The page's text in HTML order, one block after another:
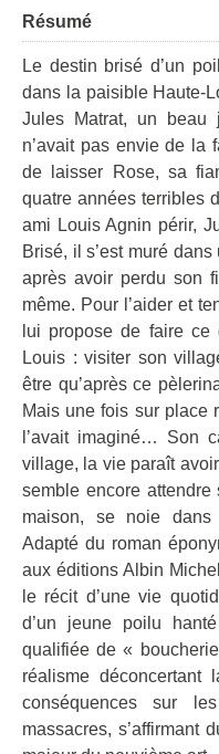
Résumé
Le destin brisé d’un
dans la paisible Haute-
Jules Matrat, un beau
n’avait pas envie de la
de laisser Rose, sa
quatre années terribles
ami Louis Agnin périr,
Brisé, il s’est muré
après avoir perdu son
même. Pour l’aider et
lui propose de faire ce
Louis : visiter son
être qu’après ce
Mais une fois sur place
l’avait imaginé… Son
village, la vie paraît
semble encore
maison, se noie
Adapté du roman
aux éditions Albin
le récit d’une vie
d’un jeune poilu
qualifiée de «
réalisme déconcertant
conséquences sur
massacres, s’affirmant